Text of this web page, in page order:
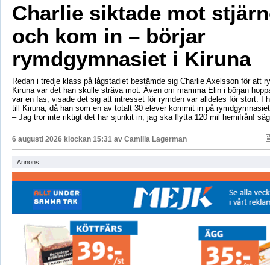
Charlie siktade mot
och kom in – börjar
rymdgymnasiet i Kiruna
Redan i tredje klass på lågstadiet bestämde sig Charlie Axelsson för att
Kiruna var det han skulle sträva mot. Även om mamma Elin i början
var en fas, visade det sig att intresset för rymden var alldeles för stort. I
till Kiruna, då han som en av totalt 30 elever kommit in på
– Jag tror inte riktigt det har sjunkit in, jag ska flytta 120 mil hemifrån!
6 augusti 2026 klockan 15:31 av Camilla Lagerman
Annons